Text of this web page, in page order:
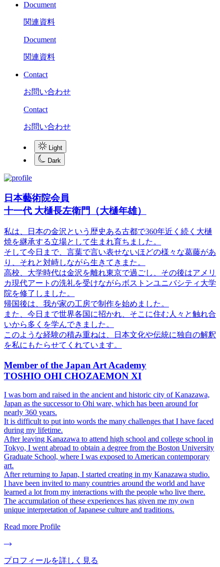
Document
関連資料
Document
関連資料
Contact
お問い合わせ
Contact
お問い合わせ
Light
Dark
日本藝術院会員
十一代 大樋長左衛門（大樋年雄）
私は、日本の金沢という歴史ある古都で360年近く続く大樋
焼を継承する立場として生まれ育ちました。
そして今日まで、言葉で言い表せないほどの様々な葛藤があ
り、それと対峙しながら生きてきまた。
高校、大学時代は金沢を離れ東京で過ごし、その後はアメリ
カ現代アートの洗礼を受けながらボストンユニバシティ大学
院を修了しました。
帰国後は、我が家の工房で制作を始めました。
また、今日まで世界各国に招かれ、そこに住む人々と触れ合
いから多くを学んできました。
このような経験の積み重ねは、日本文化や伝統に独自の解釈
を私にもたらせてくれています。
Member of the Japan Art Academy
TOSHIO OHI CHOZAEMON XI
I was born and raised in the ancient and historic city of Kanazawa,
Japan as the successor to Ohi ware, which has been around for
nearly 360 years.
It is difficult to put into words the many challenges that I have faced
during my lifetime.
After leaving Kanazawa to attend high school and college school in
Tokyo, I went abroad to obtain a degree from the Boston University
Graduate School, where I was exposed to American contemporary
art.
After returning to Japan, I started creating in my Kanazawa studio.
I have been invited to many countries around the world and have
learned a lot from my interactions with the people who live there.
The accumulation of these experiences has given me my own
unique interpretation of Japanese culture and traditions.
Read more Profile
プロフィールを詳しく見る